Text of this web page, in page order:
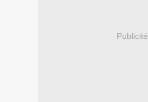
Publicité